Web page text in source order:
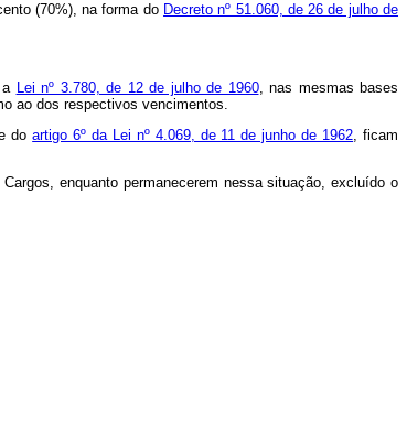
(70%), na forma do Decreto nº 51.060, de 26 de julho de
a Lei nº 3.780, de 12 de julho de 1960, nas mesmas bases
ao dos respectivos vencimentos.
doartigo 6º da Lei nº 4.069, de 11 de junho de 1962, ficam
enquanto permanecerem nessa situação, excluído o